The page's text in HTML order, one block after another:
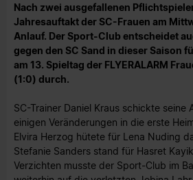
Nach zwei ausgefallenen
Jahresauftakt der SC-Frauen am
Anlauf. Der Sport-Club entscheidet
gegen den SC Sand in dieser Saison
am 13. Spieltag der FLYERALARM
(1:0) durch.
SC-Trainer Daniel Kraus schickte seine
einigen Veränderungen in die erste
Elvira Herzog hütete für Lena Nuding
Stefanie Sanders stand für Hasret
Verzichten musste der Sport-Club im